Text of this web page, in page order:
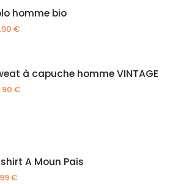
homme bio
€
à capuche homme VINTAGE
€
A Moun Pais
€